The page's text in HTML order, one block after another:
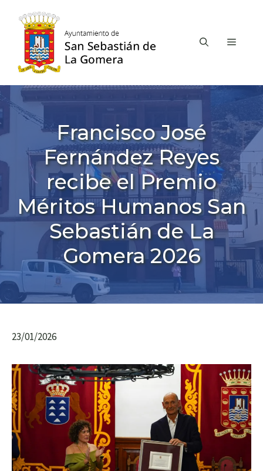
contenido
Francisco José
Fernández Reyes
recibe el Premio
Méritos Humanos San
Sebastián de La
Gomera 2026
23/01/2026